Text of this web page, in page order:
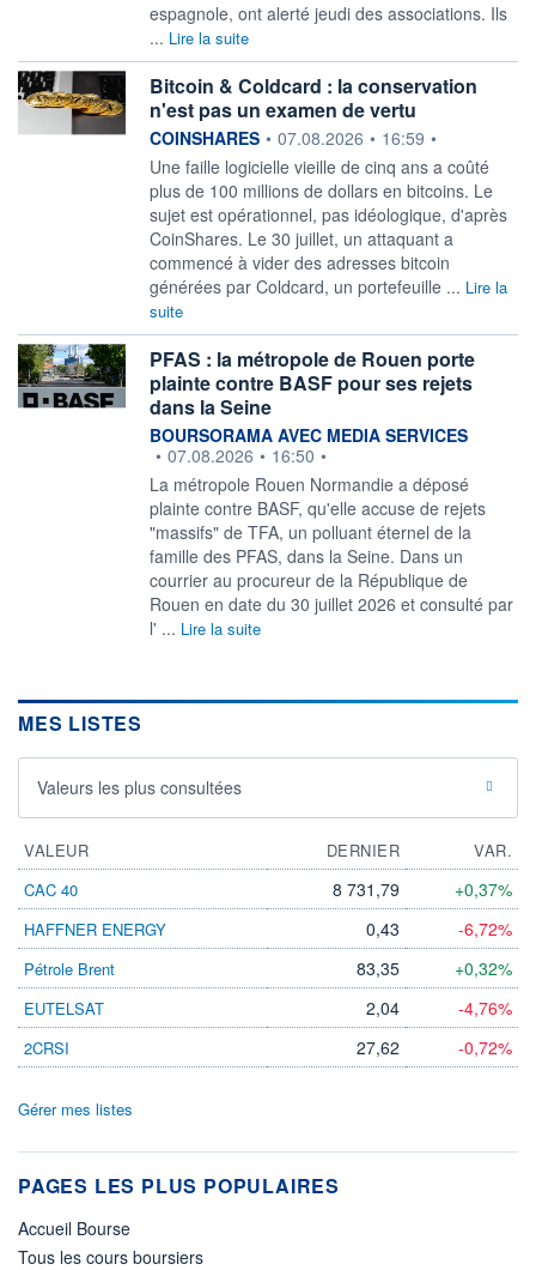
espagnole, ont alerté jeudi des associations. Ils
... Lire la suite
Bitcoin & Coldcard : la conservation
n'est pas un examen de vertu
information fournie par
COINSHARES • 07.08.2026 • 16:59 •
Une faille logicielle vieille de cinq ans a coûté
plus de 100 millions de dollars en bitcoins. Le
sujet est opérationnel, pas idéologique, d'après
CoinShares. Le 30 juillet, un attaquant a
commencé à vider des adresses bitcoin
générées par Coldcard, un portefeuille ... Lire la
suite
PFAS : la métropole de Rouen porte
plainte contre BASF pour ses rejets
dans la Seine
information fournie par
BOURSORAMA AVEC MEDIA SERVICES
• 07.08.2026 • 16:50 •
La métropole Rouen Normandie a déposé
plainte contre BASF, qu'elle accuse de rejets
"massifs" de TFA, un polluant éternel de la
famille des PFAS, dans la Seine. Dans un
courrier au procureur de la République de
Rouen en date du 30 juillet 2026 et consulté par
l' ... Lire la suite
MES LISTES
Valeurs les plus consultées
VALEUR DERNIER
VAR.
CAC 40
8 731,79 +0,37%
HAFFNER ENERGY 0,43 -6,72%
Pétrole Brent 83,35 +0,32%
EUTELSAT 2,04 -4,76%
2CRSI 27,62 -0,72%
Gérer mes listes
PAGES LES PLUS POPULAIRES
Accueil Bourse
Tous les cours boursiers